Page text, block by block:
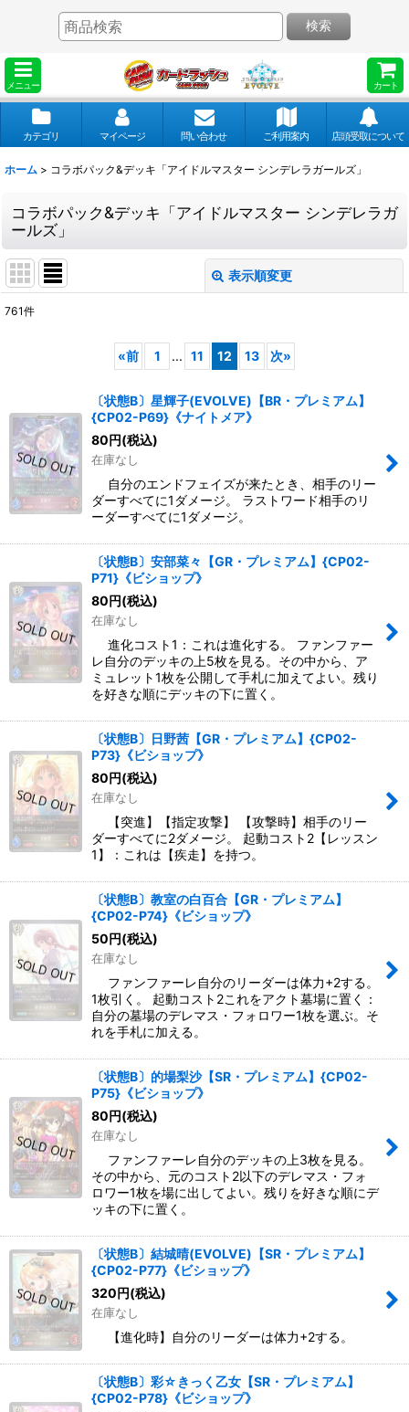
メニュー カート
検索
カテゴリ マイページ 問い合わせ ご利用案内 店頭受取について
ホーム > コラボパック&デッキ「アイドルマスター シンデレラガールズ」
コラボパック&デッキ「アイドルマスター シンデレラガ
ールズ」
表示順変更
絞り込む
761件
«前 1 ... 11 12 13 次»
〔状態B〕星輝子(EVOLVE)【BR・プレミアム】
{CP02-P69}《ナイトメア》
80円(税込)
在庫なし
自分のエンドフェイズが来たとき、相手のリー
ダーすべてに1ダメージ。 ラストワード相手のリ
ーダーすべてに1ダメージ。
〔状態B〕安部菜々【GR・プレミアム】{CP02-
P71}《ビショップ》
80円(税込)
在庫なし
進化コスト1：これは進化する。 ファンファー
レ自分のデッキの上5枚を見る。その中から、ア
ミュレット1枚を公開して手札に加えてよい。残り
を好きな順にデッキの下に置く。
〔状態B〕日野茜【GR・プレミアム】{CP02-
P73}《ビショップ》
80円(税込)
在庫なし
【突進】【指定攻撃】 【攻撃時】相手のリー
ダーすべてに2ダメージ。 起動コスト2【レッスン
1】：これは【疾走】を持つ。
〔状態B〕教室の白百合【GR・プレミアム】
{CP02-P74}《ビショップ》
50円(税込)
在庫なし
ファンファーレ自分のリーダーは体力+2する。
1枚引く。 起動コスト2これをアクト墓場に置く：
自分の墓場のデレマス・フォロワー1枚を選ぶ。そ
れを手札に加える。
〔状態B〕的場梨沙【SR・プレミアム】{CP02-
P75}《ビショップ》
80円(税込)
在庫なし
ファンファーレ自分のデッキの上3枚を見る。
その中から、元のコスト2以下のデレマス・フォ
ロワー1枚を場に出してよい。残りを好きな順にデ
ッキの下に置く。
〔状態B〕結城晴(EVOLVE)【SR・プレミアム】
{CP02-P77}《ビショップ》
320円(税込)
在庫なし
【進化時】自分のリーダーは体力+2する。
〔状態B〕彩☆きっく乙女【SR・プレミアム】
{CP02-P78}《ビショップ》